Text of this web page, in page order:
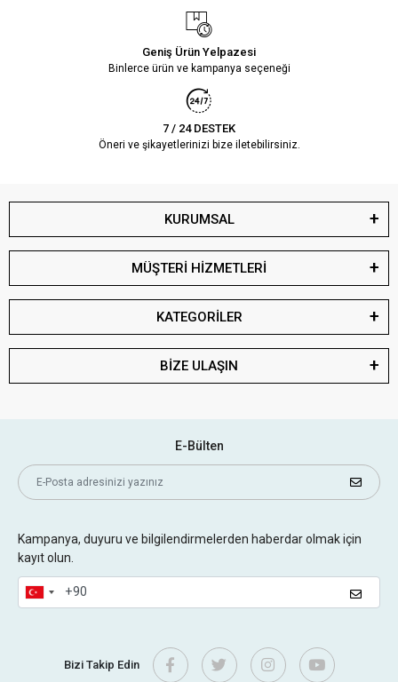
Geniş Ürün Yelpazesi
Binlerce ürün ve kampanya seçeneği
7 / 24 DESTEK
Öneri ve şikayetlerinizi bize iletebilirsiniz.
KURUMSAL
MÜŞTERİ HİZMETLERİ
KATEGORİLER
BİZE ULAŞIN
E-Bülten
Kampanya, duyuru ve bilgilendirmelerden haberdar olmak için
kayıt olun.
Bizi Takip Edin